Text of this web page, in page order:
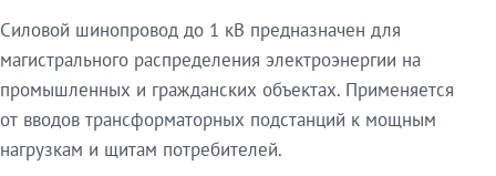
Силовой шинопровод до 1 кВ предназначен для
магистрального распределения электроэнергии на
промышленных и гражданских объектах. Применяется
от вводов трансформаторных подстанций к мощным
нагрузкам и щитам потребителей.